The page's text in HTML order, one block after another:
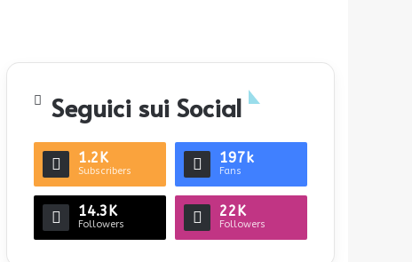
Seguici sui Social
1.2K
Subscribers
197k
Fans
14.3K
Followers
22K
Followers